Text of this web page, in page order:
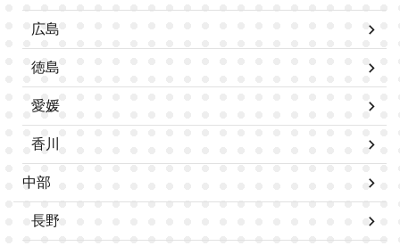
広島
徳島
愛媛
香川
中部
長野